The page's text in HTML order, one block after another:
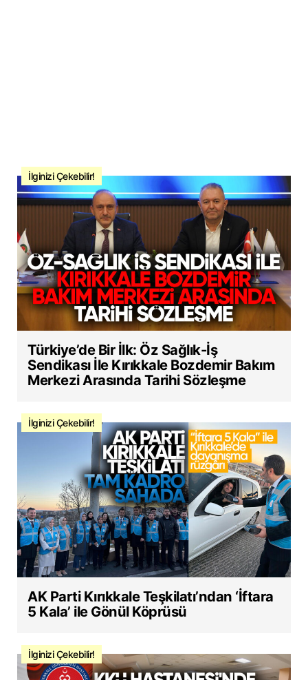
İlginizi Çekebilir!
Türkiye’de Bir İlk: Öz Sağlık-İş
Sendikası İle Kırıkkale Bozdemir Bakım
Merkezi Arasında Tarihi Sözleşme
İlginizi Çekebilir!
AK Parti Kırıkkale Teşkilatı’ndan ‘İftara
5 Kala’ ile Gönül Köprüsü
İlginizi Çekebilir!